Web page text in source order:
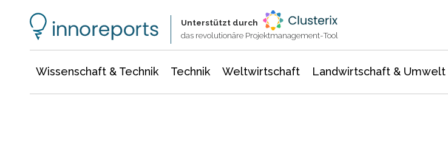
Unterstützt durch
das revolutionäre Projektmanagement-Tool
Wissenschaft & Technik Technik Weltwirtschaft Landwirtschaft & Umwelt